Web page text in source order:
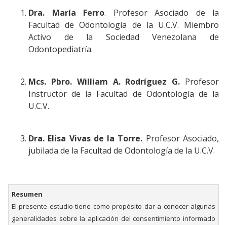
Dra. María Ferro. Profesor Asociado de la
Facultad de Odontología de la U.C.V. Miembro
Activo de la Sociedad Venezolana de
Odontopediatría.
Mcs. Pbro. William A. Rodríguez G. Profesor
Instructor de la Facultad de Odontología de la
U.C.V.
Dra. Elisa Vivas de la Torre. Profesor Asociado,
jubilada de la Facultad de Odontología de la U.C.V.
Resumen
El presente estudio tiene como propósito dar a conocer algunas
generalidades sobre la aplicación del consentimiento informado